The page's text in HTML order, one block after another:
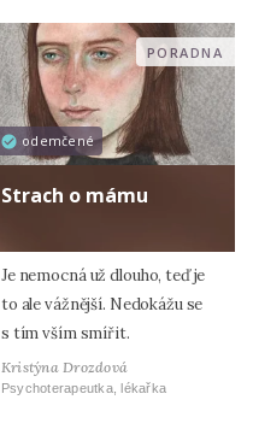
odemčené
PORADNA
Strach o mámu
Je nemocná už dlouho, teď je
to ale vážnější. Nedokážu se
s tím vším smířit.
Kristýna Drozdová
Psychoterapeutka, lékařka